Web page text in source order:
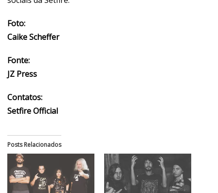
Foto:
Caike Scheffer
Fonte:
JZ Press
Contatos:
Setfire Official
Posts Relacionados